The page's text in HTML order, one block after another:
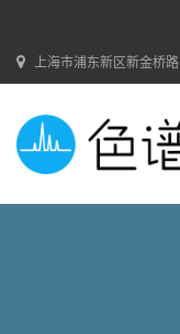
上海市浦东新区新金桥路